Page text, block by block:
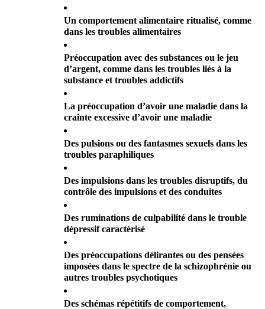
Un comportement alimentaire ritualisé, comme
dans les troubles alimentaires
Préoccupation avec des substances ou le jeu
d’argent, comme dans les troubles liés à la
substance et troubles addictifs
La préoccupation d’avoir une maladie dans la
crainte excessive d’avoir une maladie
Des pulsions ou des fantasmes sexuels dans les
troubles paraphiliques
Des impulsions dans les troubles disruptifs, du
contrôle des impulsions et des conduites
Des ruminations de culpabilité dans le trouble
dépressif caractérisé
Des préoccupations délirantes ou des pensées
imposées dans le spectre de la schizophrénie ou
autres troubles psychotiques
Des schémas répétitifs de comportement,